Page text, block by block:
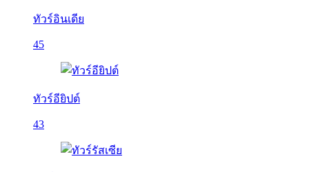
ทัวร์อินเดีย
45
ทัวร์อียิปต์
43